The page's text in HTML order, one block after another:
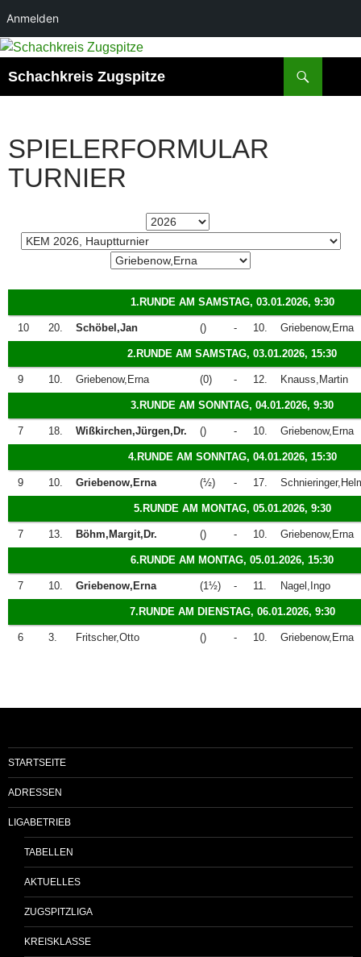
Anmelden
Zum
springen
Schachkreis Zugspitze
SPIELERFORMULAR
TURNIER
1.RUNDE AM SAMSTAG, 03.01.2026, 9:30
10 20. Schöbel,Jan () - 10. Griebenow,Erna
2.RUNDE AM SAMSTAG, 03.01.2026, 15:30
9 10. Griebenow,Erna (0) - 12. Knauss,Martin
3.RUNDE AM SONNTAG, 04.01.2026, 9:30
7 18. Wißkirchen,Jürgen,Dr. () - 10. Griebenow,Erna
4.RUNDE AM SONNTAG, 04.01.2026, 15:30
9 10. Griebenow,Erna (½) - 17.
5.RUNDE AM MONTAG, 05.01.2026, 9:30
7 13. Böhm,Margit,Dr. () - 10. Griebenow,Erna
6.RUNDE AM MONTAG, 05.01.2026, 15:30
7 10. Griebenow,Erna (1½) - 11. Nagel,Ingo
7.RUNDE AM DIENSTAG, 06.01.2026, 9:30
6 3. Fritscher,Otto () - 10. Griebenow,Erna
STARTSEITE
ADRESSEN
LIGABETRIEB
TABELLEN
AKTUELLES
ZUGSPITZLIGA
KREISKLASSE